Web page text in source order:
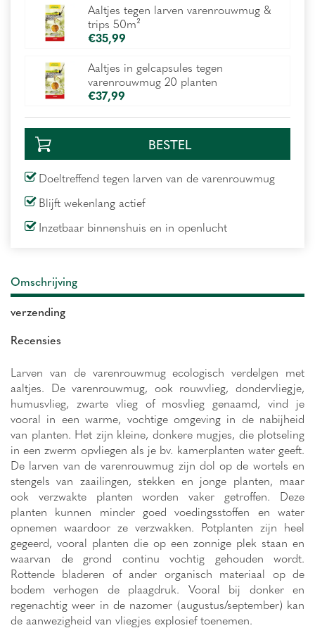
Aaltjes tegen larven varenrouwmug &
trips 50m²
€35,99
Aaltjes in gelcapsules tegen
varenrouwmug 20 planten
€37,99
Doeltreffend tegen larven van de varenrouwmug
Blijft wekenlang actief
Inzetbaar binnenshuis en in openlucht
Omschrijving
verzending
Recensies
Larven van de varenrouwmug ecologisch verdelgen met
aaltjes. De varenrouwmug, ook rouwvlieg, dondervliegje,
humusvlieg, zwarte vlieg of mosvlieg genaamd, vind je
vooral in een warme, vochtige omgeving in de nabijheid
van planten. Het zijn kleine, donkere mugjes, die plotseling
in een zwerm opvliegen als je bv. kamerplanten water geeft.
De larven van de varenrouwmug zijn dol op de wortels en
stengels van zaailingen, stekken en jonge planten, maar
ook verzwakte planten worden vaker getroffen. Deze
planten kunnen minder goed voedingsstoffen en water
opnemen waardoor ze verzwakken. Potplanten zijn heel
gegeerd, vooral planten die op een zonnige plek staan en
waarvan de grond continu vochtig gehouden wordt.
Rottende bladeren of ander organisch materiaal op de
bodem verhogen de plaagdruk. Vooral bij donker en
regenachtig weer in de nazomer (augustus/september) kan
de aanwezigheid van vliegjes explosief toenemen.